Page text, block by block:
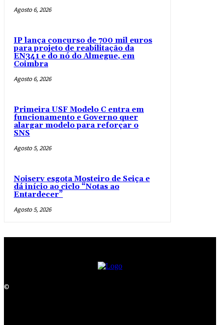
Agosto 6, 2026
IP lança concurso de 700 mil euros
para projeto de reabilitação da
EN341 e do nó do Almegue, em
Coimbra
Agosto 6, 2026
Primeira USF Modelo C entra em
funcionamento e Governo quer
alargar modelo para reforçar o
SNS
Agosto 5, 2026
Noiserv esgota Mosteiro de Seiça e
dá início ao ciclo “Notas ao
Entardecer”
Agosto 5, 2026
©